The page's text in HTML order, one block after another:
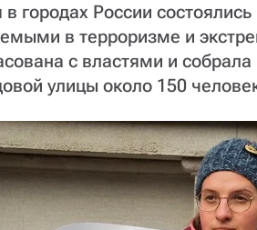
в городах России
в терроризме и
с властями и собрала
улицы около 150